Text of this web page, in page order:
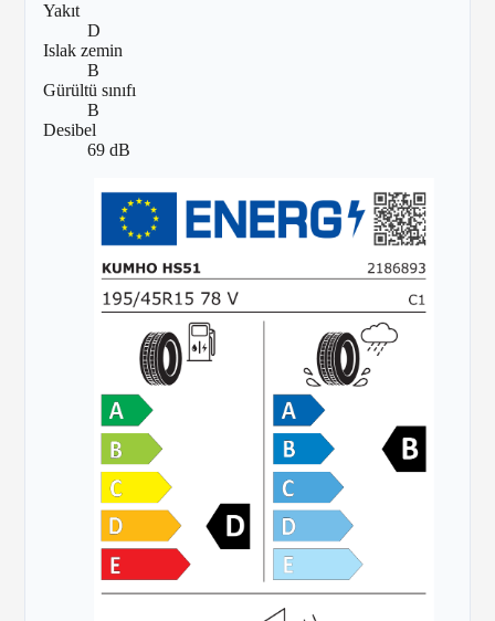
Yakıt
D
Islak zemin
B
Gürültü sınıfı
B
Desibel
69 dB